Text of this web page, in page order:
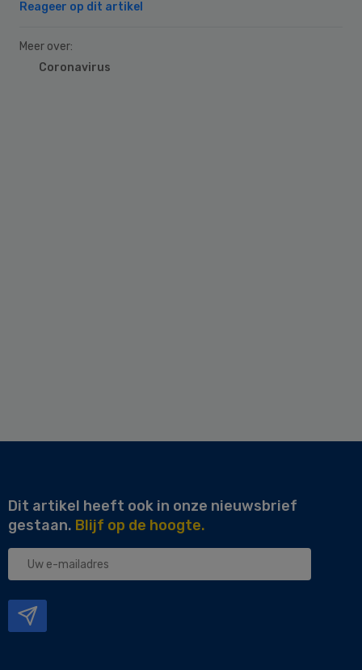
Reageer op dit artikel
Meer over:
Coronavirus
Dit artikel heeft ook in onze nieuwsbrief
gestaan. Blijf op de hoogte.
Uw